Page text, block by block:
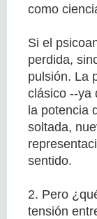
como
Si el
perdida,
pulsión. La
clásico --ya
la potencia
soltada,
sentido.
2. Pero
tensión